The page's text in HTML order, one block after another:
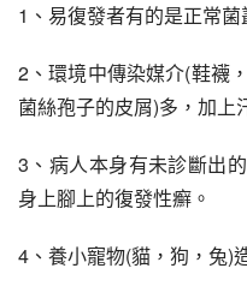
1、易復發者有的是正常
2、環境中傳染媒介(鞋襪
菌絲孢子的皮屑)多，加上
3、病人本身有未診斷出
身上腳上的復發性癬。
4、養小寵物(貓，狗，兔)